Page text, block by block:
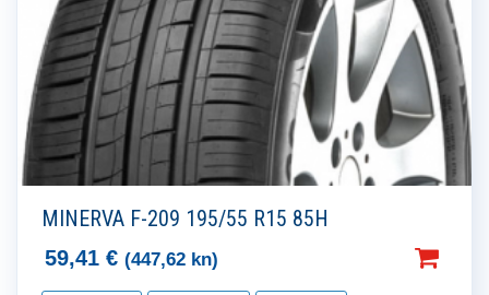
MINERVA F-209 195/55 R15 85H
59,41 € (447,62 kn)